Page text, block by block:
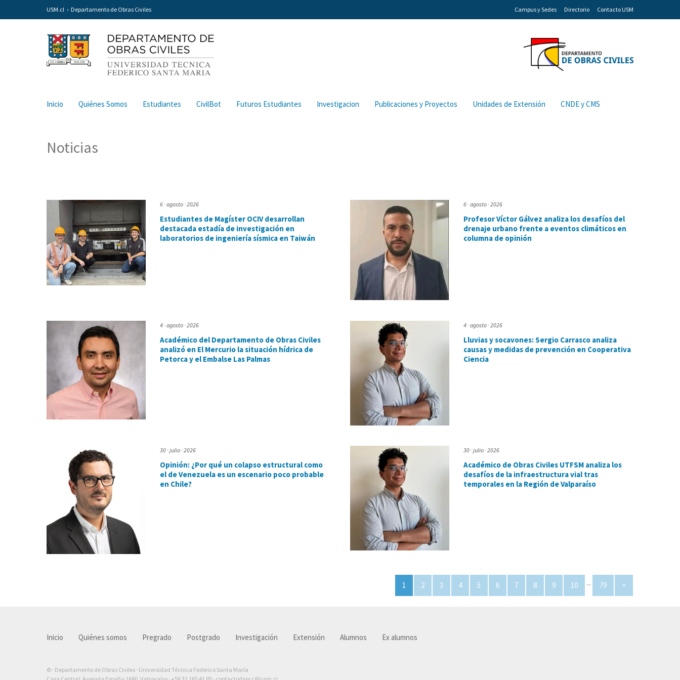
USM.cl Departamento de Obras Civiles Campus y Sedes Directorio Contacto USM
Inicio Quiénes Somos Estudiantes CivilBot Futuros Estudiantes Investigacion Publicaciones y Proyectos Unidades de Extensión CNDE y CMS
Noticias
6 · agosto · 2026
Estudiantes de Magíster OCIV desarrollan
destacada estadía de investigación en
laboratorios de ingeniería sísmica en Taiwán
6 · agosto · 2026
Profesor Víctor Gálvez analiza los desafíos del
drenaje urbano frente a eventos climáticos en
columna de opinión
4 · agosto · 2026
Académico del Departamento de Obras Civiles
analizó en El Mercurio la situación hídrica de
Petorca y el Embalse Las Palmas
4 · agosto · 2026
Lluvias y socavones: Sergio Carrasco analiza
causas y medidas de prevención en Cooperativa
Ciencia
30 · julio · 2026
Opinión: ¿Por qué un colapso estructural como
el de Venezuela es un escenario poco probable
en Chile?
30 · julio · 2026
Académico de Obras Civiles UTFSM analiza los
desafíos de la infraestructura vial tras
temporales en la Región de Valparaíso
1 2 3 4 5 6 7 8 9 10 ... 79 >
Inicio Quiénes somos Pregrado Postgrado Investigación Extensión Alumnos Ex alumnos
© · Departamento de Obras Civiles · Universidad Técnica Federico Santa María